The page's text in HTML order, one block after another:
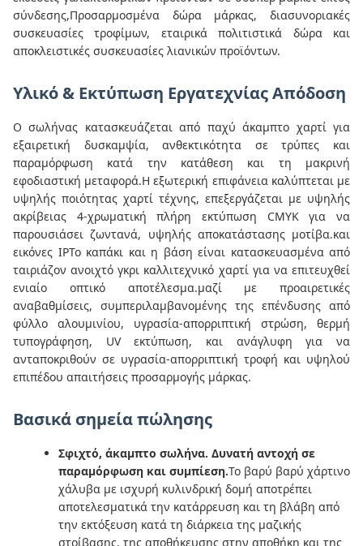
σύνδεσης,Προσαρμοσμένα δώρα μάρκας, διασυνοριακές
συσκευασίες τροφίμων, εταιρικά πολιτιστικά δώρα και
αποκλειστικές συσκευασίες λιανικών προϊόντων.
Υλικό & Εκτύπωση Εργατεχνίας Απόδοση
Ο σωλήνας κατασκευάζεται από παχύ άκαμπτο χαρτί για
εξαιρετική δυσκαμψία, ανθεκτικότητα σε τρύπες και
παραμόρφωση κατά την κατάθεση και τη μακρινή
εφοδιαστική μεταφορά.Η εξωτερική επιφάνεια καλύπτεται με
υψηλής ποιότητας χαρτί τέχνης, επεξεργάζεται με υψηλής
ακρίβειας 4-χρωματική πλήρη εκτύπωση CMYK για να
παρουσιάσει ζωντανά, υψηλής αποκατάστασης μοτίβα.και
εικόνες IPΤο καπάκι και η βάση είναι κατασκευασμένα από
ταιριάζον ανοιχτό γκρι καλλιτεχνικό χαρτί για να επιτευχθεί
ενιαίο οπτικό αποτέλεσμα.μαζί με προαιρετικές
αναβαθμίσεις, συμπεριλαμβανομένης της επένδυσης από
φύλλο αλουμινίου, υγρασία-απορριπτική στρώση, θερμή
τυπογράφηση, UV εκτύπωση, και ανάγλυφη για να
ανταποκριθούν σε υγρασία-απορριπτική τροφή και υψηλού
επιπέδου απαιτήσεις προσαρμογής μάρκας.
Βασικά σημεία πώλησης
Σφιχτό, άκαμπτο σωλήνα. Δυνατή αντοχή σε
παραμόρφωση και συμπίεση.Το βαρύ βαρύ χάρτινο
χάλυβα με ισχυρή κυλινδρική δομή αποτρέπει
αποτελεσματικά την κατάρρευση και τη βλάβη από
την εκτόξευση κατά τη διάρκεια της μαζικής
στοίβασης, της αποθήκευσης στην αποθήκη και της